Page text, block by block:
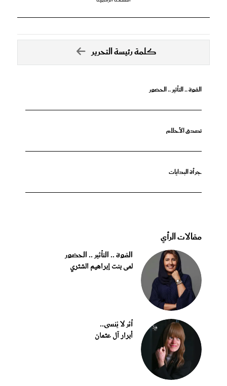
كلمة رئيسة التحرير
القوة .. التأثير .. الحضور
تصدق الأحلام
جرأة البدايات
مقالات الرأي
القوة .. التأثير .. الحضور
لمى بنت إبراهيم الشثري
أثر لا يُنسى..
أبرار آل عثمان